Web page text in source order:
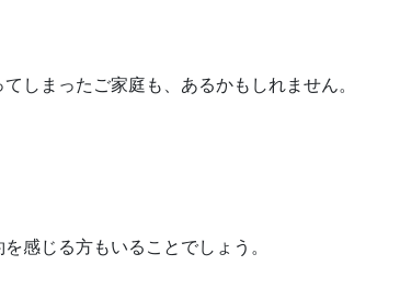
しまったご家庭も、あるかもしれません。
感じる方もいることでしょう。